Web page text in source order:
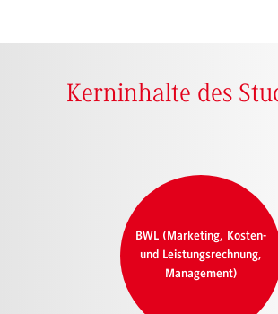
Kerninhalte des
BWL (Marketing, Kosten-
und Leistungsrechnung,
Management)